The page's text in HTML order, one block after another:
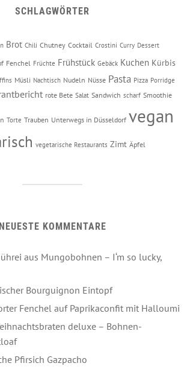
SCHLAGWÖRTER
Brot Chili Chutney Cocktail Crostini Curry Dessert
Fenchel Früchte Frühstück Gebäck Kuchen Kürbis
Müsli Nachtisch Nudeln Nüsse Pasta Pizza Porridge
rote Bete Salat Sandwich scharf Smoothie
Torte Trauben Unterwegs in Düsseldorf vegan
vegetarische Restaurants Zimt Äpfel
NEUESTE KOMMENTARE
aus Mungobohnen – I‘m so lucky,
Bourguignon Eintopf
Fenchel auf Paprikaconfit mit Halloumi
deluxe – Bohnen-
Pfirsich Gazpacho